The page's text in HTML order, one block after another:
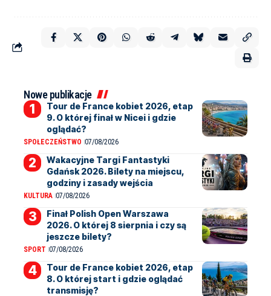
Nowe publikacje
Tour de France kobiet 2026, etap
9. O której finał w Nicei i gdzie
oglądać?
SPOŁECZEŃSTWO 07/08/2026
Wakacyjne Targi Fantastyki
Gdańsk 2026. Bilety na miejscu,
godziny i zasady wejścia
KULTURA 07/08/2026
Finał Polish Open Warszawa
2026. O której 8 sierpnia i czy są
jeszcze bilety?
SPORT 07/08/2026
Tour de France kobiet 2026, etap
8. O której start i gdzie oglądać
transmisję?